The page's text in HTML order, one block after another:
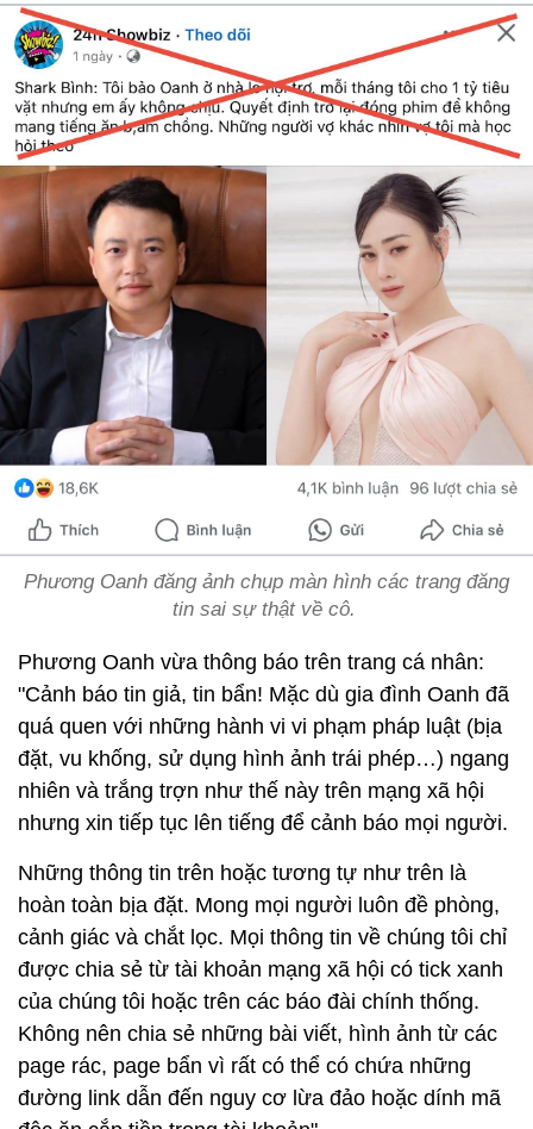
Phương Oanh đăng ảnh chụp màn hình các trang đăng
tin sai sự thật về cô.
Phương Oanh vừa thông báo trên trang cá nhân:
"Cảnh báo tin giả, tin bẩn! Mặc dù gia đình Oanh đã
quá quen với những hành vi vi phạm pháp luật (bịa
đặt, vu khống, sử dụng hình ảnh trái phép…) ngang
nhiên và trắng trợn như thế này trên mạng xã hội
nhưng xin tiếp tục lên tiếng để cảnh báo mọi người.
Những thông tin trên hoặc tương tự như trên là
hoàn toàn bịa đặt. Mong mọi người luôn đề phòng,
cảnh giác và chắt lọc. Mọi thông tin về chúng tôi chỉ
được chia sẻ từ tài khoản mạng xã hội có tick xanh
của chúng tôi hoặc trên các báo đài chính thống.
Không nên chia sẻ những bài viết, hình ảnh từ các
page rác, page bẩn vì rất có thể có chứa những
đường link dẫn đến nguy cơ lừa đảo hoặc dính mã